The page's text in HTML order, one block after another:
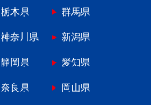
栃木県 群馬県
神奈川県 新潟県
静岡県 愛知県
奈良県 岡山県